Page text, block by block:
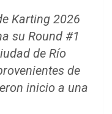
Karting 2026
su Round #1
de Río
de
inicio a una